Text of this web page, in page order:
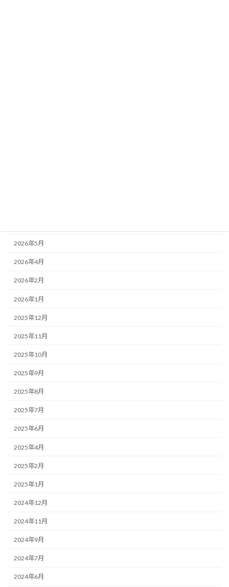
2026年5月
2026年4月
2026年2月
2026年1月
2025年12月
2025年11月
2025年10月
2025年9月
2025年8月
2025年7月
2025年6月
2025年4月
2025年2月
2025年1月
2024年12月
2024年11月
2024年9月
2024年7月
2024年6月